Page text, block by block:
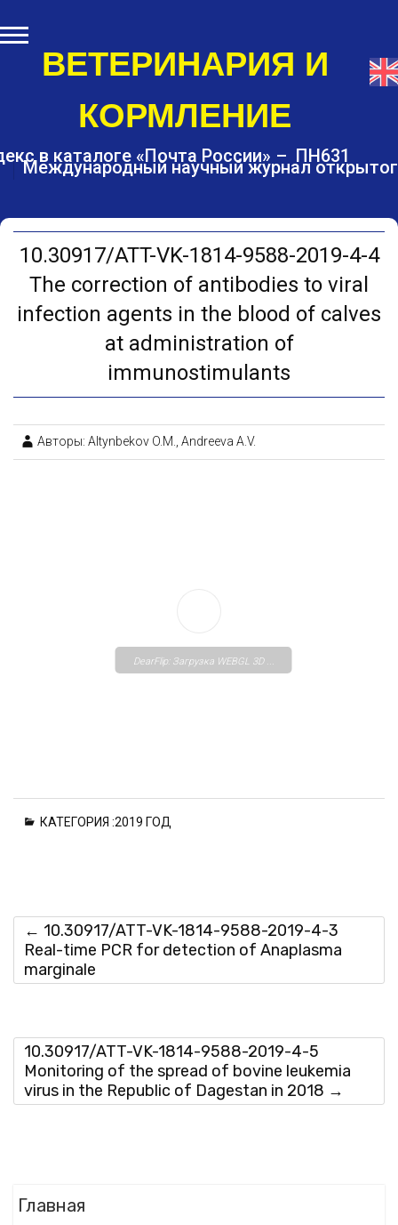
k
i
n
n
ВЕТЕРИНАРИЯ И
КОРМЛЕНИЕ
Международный научный журнал
в каталоге «Почта России» – ПН631
10.30917/ATT-VK-1814-9588-2019-4-4
The correction of antibodies to viral
infection agents in the blood of calves
at administration of
immunostimulants
Авторы: Altynbekov O.M., Andreeva A.V.
loading. For more related info,
DearFlip: Загрузка WEBGL 3D ...
КАТЕГОРИЯ :2019 ГОД
← 10.30917/ATT-VK-1814-9588-2019-4-3
Real-time PCR for detection of Anaplasma
marginale
10.30917/ATT-VK-1814-9588-2019-4-5
Monitoring of the spread of bovine leukemia
virus in the Republic of Dagestan in 2018 →
Главная